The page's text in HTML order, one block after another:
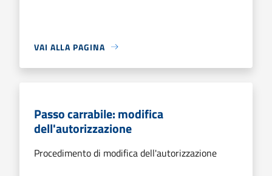
VAI ALLA PAGINA
Passo carrabile: modifica
dell'autorizzazione
Procedimento di modifica dell'autorizzazione